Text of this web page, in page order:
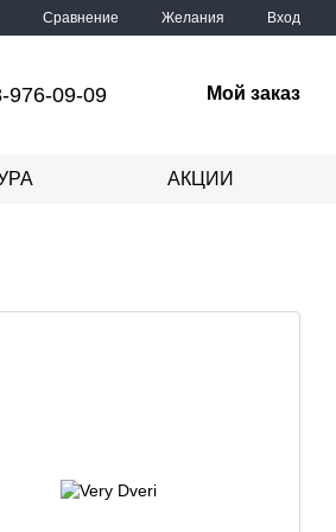
Сравнение Желания Вход
976-09-09 Мой заказ
АКЦИИ